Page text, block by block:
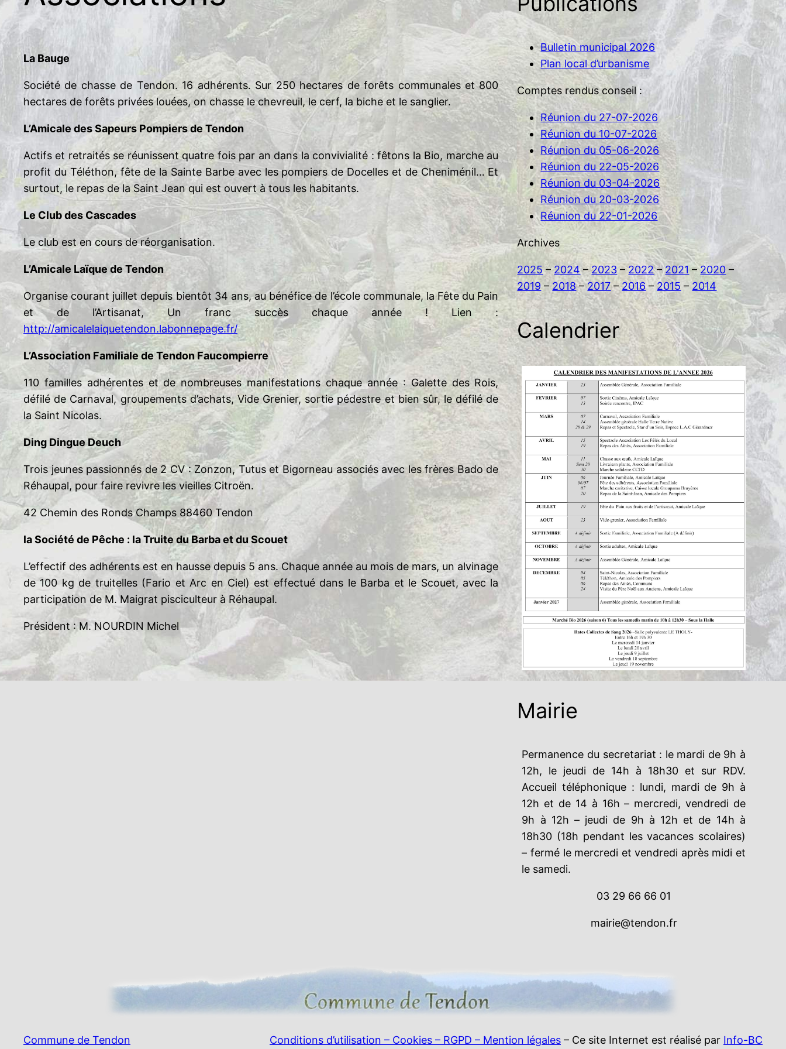
La Bauge
Société de chasse de Tendon. 16 adhérents. Sur 250 hectares de forêts communales et 800
hectares de forêts privées louées, on chasse le chevreuil, le cerf, la biche et le sanglier.
L’Amicale des Sapeurs Pompiers de Tendon
Actifs et retraités se réunissent quatre fois par an dans la convivialité : fêtons la Bio, marche au
profit du Téléthon, fête de la Sainte Barbe avec les pompiers de Docelles et de Cheniménil… Et
surtout, le repas de la Saint Jean qui est ouvert à tous les habitants.
Le Club des Cascades
Le club est en cours de réorganisation.
L’Amicale Laïque de Tendon
Organise courant juillet depuis bientôt 34 ans, au bénéfice de l’école communale, la Fête du Pain
et de l’Artisanat, Un franc succès chaque année ! Lien :
http://amicalelaiquetendon.labonnepage.fr/
L’Association Familiale de Tendon Faucompierre
110 familles adhérentes et de nombreuses manifestations chaque année : Galette des Rois,
défilé de Carnaval, groupements d’achats, Vide Grenier, sortie pédestre et bien sûr, le défilé de
la Saint Nicolas.
Ding Dingue Deuch
Trois jeunes passionnés de 2 CV : Zonzon, Tutus et Bigorneau associés avec les frères Bado de
Réhaupal, pour faire revivre les vieilles Citroën.
42 Chemin des Ronds Champs 88460 Tendon
la Société de Pêche : la Truite du Barba et du Scouet
L’effectif des adhérents est en hausse depuis 5 ans. Chaque année au mois de mars, un alvinage
de 100 kg de truitelles (Fario et Arc en Ciel) est effectué dans le Barba et le Scouet, avec la
participation de M. Maigrat pisciculteur à Réhaupal.
Président : M. NOURDIN Michel
h
e
r
c
h
e
r
Bulletin municipal 2026
Plan local d’urbanisme
Comptes rendus conseil :
Réunion du 27-07-2026
Réunion du 10-07-2026
Réunion du 05-06-2026
Réunion du 22-05-2026
Réunion du 03-04-2026
Réunion du 20-03-2026
Réunion du 22-01-2026
Archives
2025–2024–2023 –2022–2021–2020 –
2019–2018–2017–2016–2015 – 2014
Calendrier
Mairie
Permanence du secretariat : le mardi de 9h à
12h, le jeudi de 14h à 18h30 et sur RDV.
Accueil téléphonique : lundi, mardi de 9h à
12h et de 14 à 16h – mercredi, vendredi de
9h à 12h – jeudi de 9h à 12h et de 14h à
18h30 (18h pendant les vacances scolaires)
– fermé le mercredi et vendredi après midi et
le samedi.
03 29 66 66 01
mairie@tendon.fr
Commune de Tendon Conditions d’utilisation – Cookies – RGPD – Mention légales – Ce site Internet est réalisé par Info-BC